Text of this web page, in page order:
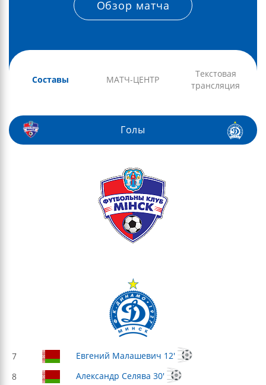
Обзор матча
Составы МАТЧ-ЦЕНТР
Текстовая
трансляция
Голы
7
Евгений Малашевич 12'
8
Александр Селява 30'